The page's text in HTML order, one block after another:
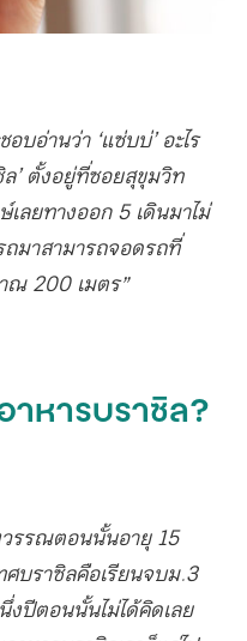
บอ่านว่า ‘แซ่บบ่’ อะไร
’ ตั้งอยู่ที่ซอยสุขุมวิท
ลยทางออก 5 เดินมาไม่
ถมาสามารถจอดรถที่
ณ 200 เมตร”
าหารบราซิล?
รรณตอนนั้นอายุ 15
ศบราซิลคือเรียนจบม.3
งปีตอนนั้นไม่ได้คิดเลย